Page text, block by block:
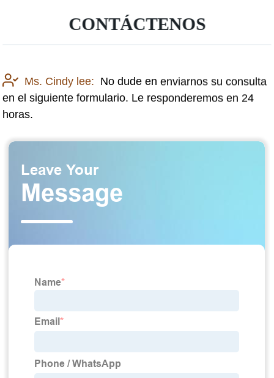
CONTÁCTENOS
Ms. Cindy lee: No dude en enviarnos su consulta
en el siguiente formulario. Le responderemos en 24
horas.